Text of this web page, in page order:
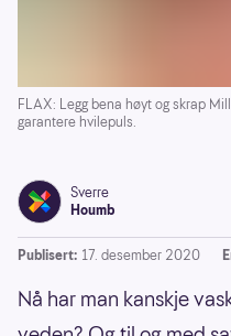
FLAX: Legg bena høyt og skrap
garantere hvilepuls.
Sverre
Houmb
Publisert: 17. desember 2020
Nå har man kanskje